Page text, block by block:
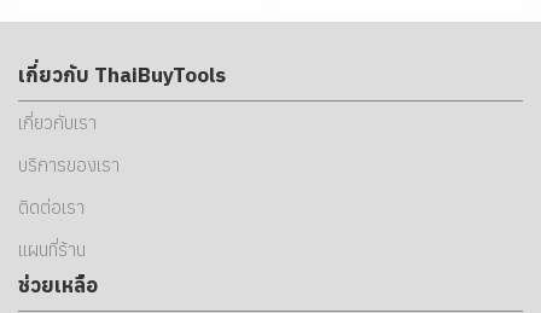
เกี่ยวกับ ThaiBuyTools
เกี่ยวกับเรา
บริการของเรา
ติดต่อเรา
แผนที่ร้าน
ช่วยเหลือ